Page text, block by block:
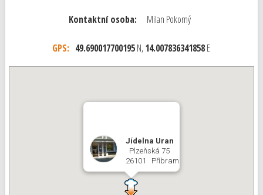
Kontaktní osoba: Milan Pokorný
GPS: 49.690017700195N,14.007836341858E
Jídelna Uran
Plzeňská 75
26101 Příbram